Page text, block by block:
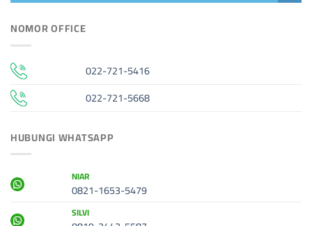
NOMOR OFFICE
022-721-5416
022-721-5668
HUBUNGI WHATSAPP
NIAR
0821-1653-5479
SILVI